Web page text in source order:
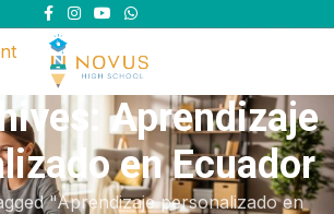
Aprendizaje
en Ecuador
"Aprendizaje personalizado en